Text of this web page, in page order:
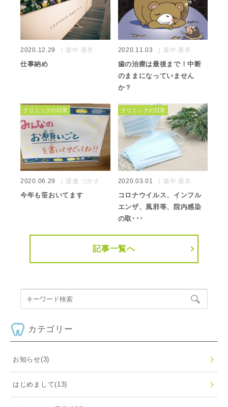
2020.12.29 坂中 亜衣
仕事納め
2020.11.03 坂中 亜衣
歯の治療は最後まで！中断
のままになっていません
か？
クリニックの日常
2020.06.29 渡邊 つかさ
今年も笹おいてます
クリニックの日常
2020.03.01 坂中 亜衣
コロナウイルス、インフル
エンザ、風邪等、院内感染
の取･･･
記事一覧へ
カテゴリー
お知らせ(3)
はじめまして(13)